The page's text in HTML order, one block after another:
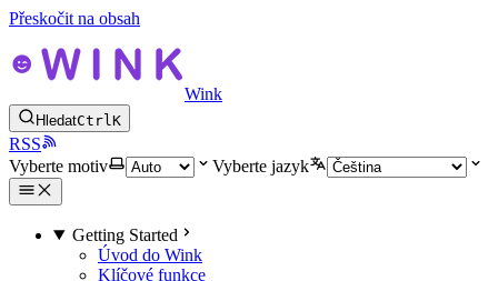
Přeskočit na obsah
Wink
HledatCtrlK
RSS
Vyberte motiv
Vyberte jazyk
Getting Started
Úvod do Wink
Klíčové funkce